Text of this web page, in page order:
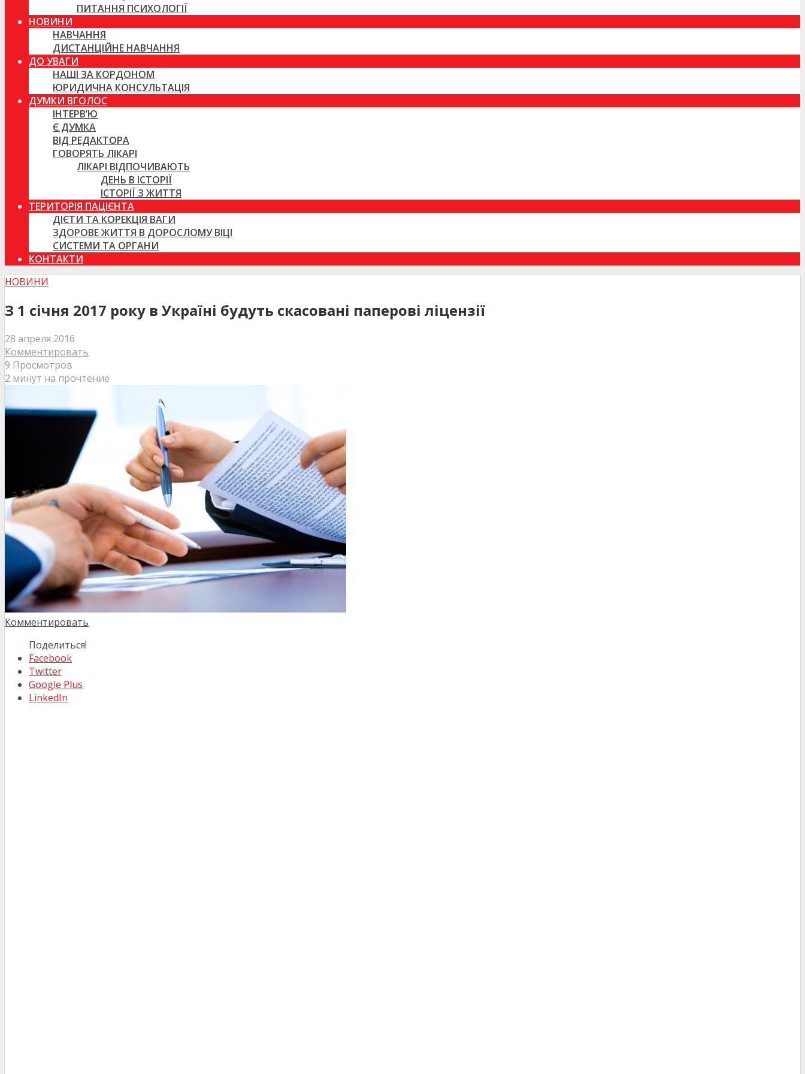
ПИТАННЯ ПСИХОЛОГІЇ
НОВИНИ
НАВЧАННЯ
ДИСТАНЦІЙНЕ НАВЧАННЯ
ДО УВАГИ
НАШІ ЗА КОРДОНОМ
ЮРИДИЧНА КОНСУЛЬТАЦІЯ
ДУМКИ ВГОЛОС
ІНТЕРВ’Ю
Є ДУМКА
ВІД РЕДАКТОРА
ГОВОРЯТЬ ЛІКАРІ
ЛІКАРІ ВІДПОЧИВАЮТЬ
ДЕНЬ В ІСТОРІЇ
ІСТОРІЇ З ЖИТТЯ
ТЕРИТОРІЯ ПАЦІЄНТА
ДІЄТИ ТА КОРЕКЦІЯ ВАГИ
ЗДОРОВЕ ЖИТТЯ В ДОРОСЛОМУ ВІЦІ
СИСТЕМИ ТА ОРГАНИ
КОНТАКТИ
НОВИНИ
З 1 січня 2017 року в Україні будуть скасовані паперові ліцензії
28 апреля 2016
Комментировать
9 Просмотров
2 минут на прочтение
Комментировать
Поделиться!
Facebook
Twitter
Google Plus
LinkedIn